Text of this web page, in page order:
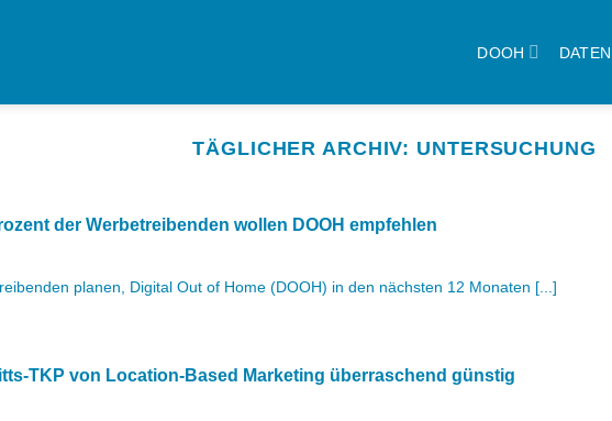
DOOH DATEN
TÄGLICHER ARCHIV: UNTERSUCHUNG
der Werbetreibenden wollen DOOH empfehlen
planen, Digital Out of Home (DOOH) in den nächsten 12 Monaten [...]
TKP von Location-Based Marketing überraschend günstig